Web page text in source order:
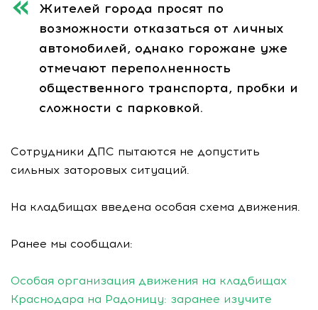
Жителей города просят по
возможности отказаться от личных
автомобилей, однако горожане уже
отмечают переполненность
общественного транспорта, пробки и
сложности с парковкой.
Сотрудники ДПС пытаются не допустить
сильных заторовых ситуаций.
На кладбищах введена особая схема движения.
Ранее мы сообщали:
Особая организация движения на кладбищах
Краснодара на Радоницу: заранее изучите